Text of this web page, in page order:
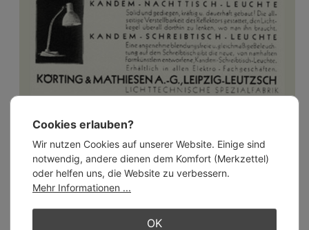
Gutes Licht seit 1889
Aus dem Hause Körting & Mathiesen, benannt nach den
Gründern des Unternehmens, kamen wichtige Impulse, um
den Menschen bestmögliche Beleuchtung zu bieten, auch im
Hinblick auf Zweckmäßigkeit, Gesundheit und Schönheit.
Aussagen, die nicht nur, aber besonders auf die zusammen
mit dem Bauhaus entwickelten Leuchten zutreffen, die ab
Cookies erlauben?
Wir nutzen Cookies auf unserer Website. Einige sind
notwendig, andere dienen dem Komfort (Merkzettel)
oder helfen uns, die Website zu verbessern.
Mehr Informationen ...
OK